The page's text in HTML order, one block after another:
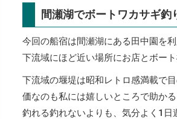
間瀬湖でボートワカサギ釣
今回の船宿は間瀬湖にある田中園を
下流域にほど近い場所にお店とボート
下流域の堰堤は昭和レトロ感満載で
価なのも私には嬉しいところで助か
釣れる釣れないよりも、気分よく1日